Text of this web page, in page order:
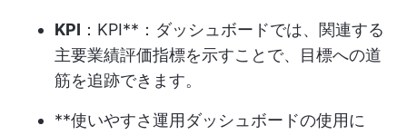
KPI ：KPI**：ダッシュボードでは、関連する
主要業績評価指標を示すことで、目標への道
筋を追跡できます。
**使いやすさ運用ダッシュボードの使用に